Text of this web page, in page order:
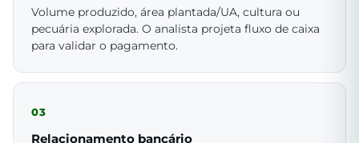
Volume produzido, área plantada/UA, cultura ou
pecuária explorada. O analista projeta fluxo de caixa
para validar o pagamento.
03
Relacionamento bancário